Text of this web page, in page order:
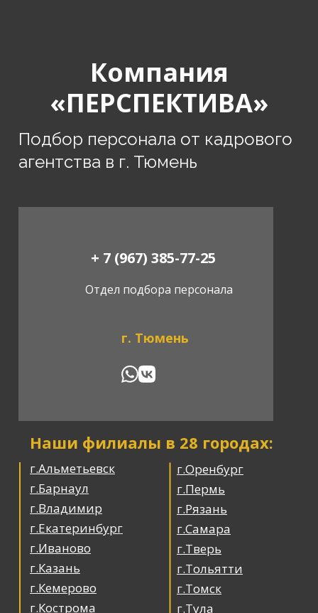
г.Оренбург
г.Пермь
г.Рязань
г.Самара
г.Тверь
г.Тольятти
г.Томск
г.Тула
г.Альметьевск
г.Барнаул
г.Владимир
г.Екатеринбург
г.Иваново
г.Казань
г.Кемерово
г.Кострома
Наши филиалы в 28 городах:
Отдел подбора персонала
+ 7 (967) 385-77-25
г. Тюмень
Подбор персонала от кадрового
агентства в г. Тюмень
Компания
«ПЕРСПЕКТИВА»